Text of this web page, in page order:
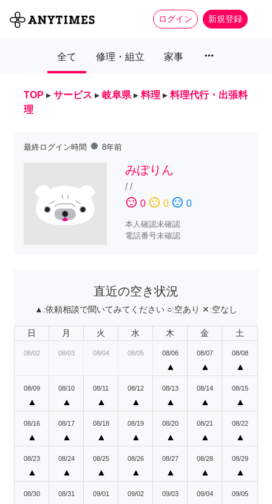
ログイン 新規登録
全て 修理・組立 家事 more_horiz
TOP ▸ サービス ▸ 岐阜県 ▸ 料理 ▸ 料理代行・出張料
理
最終ログイン時間 fiber_manual_record 8年前
みぽりん
//
sentiment_satisfied 0 sentiment_neutral 0 sentiment_dissatisfied 0
本人確認未確認
電話番号未確認
直近の空き状況
▲:依頼相談で聞いてみてください ○:空あり ✕:空なし
日 月 火 水 木 金 土
08/02 08/03 08/04 08/05 08/06
▲
08/07
▲
08/08
▲
08/09
▲
08/10
▲
08/11
▲
08/12
▲
08/13
▲
08/14
▲
08/15
▲
08/16
▲
08/17
▲
08/18
▲
08/19
▲
08/20
▲
08/21
▲
08/22
▲
08/23
▲
08/24
▲
08/25
▲
08/26
▲
08/27
▲
08/28
▲
08/29
▲
08/30 08/31 09/01 09/02 09/03 09/04 09/05